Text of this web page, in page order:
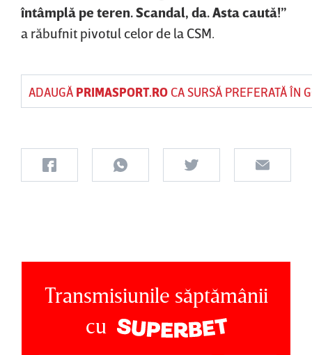
întâmplă pe teren. Scandal, da. Asta caută!”
a răbufnit pivotul celor de la CSM.
ADAUGĂ PRIMASPORT.ROCA SURSĂ PREFERATĂ ÎN
Transmisiunile săptămânii
cu